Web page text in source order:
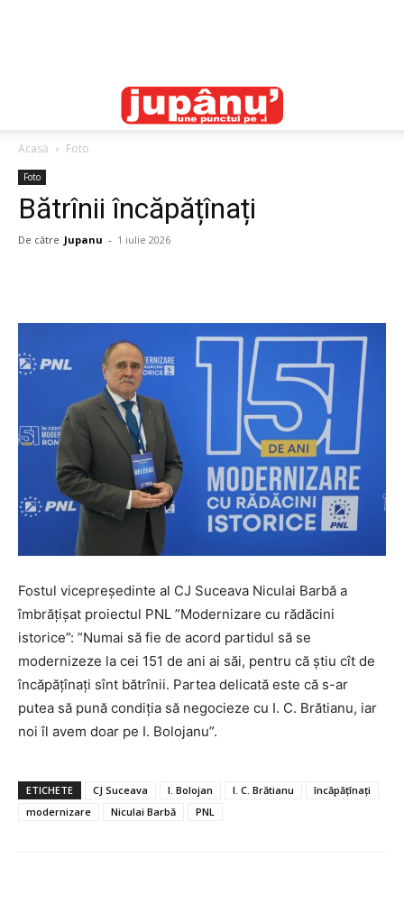
Acasă Foto
Foto
Bătrînii încăpățînați
De către Jupanu - 1 iulie 2026
Fostul vicepreședinte al CJ Suceava Niculai Barbă a
îmbrățișat proiectul PNL ”Modernizare cu rădăcini
istorice”: ”Numai să fie de acord partidul să se
modernizeze la cei 151 de ani ai săi, pentru că știu cît de
încăpățînați sînt bătrînii. Partea delicată este că s-ar
putea să pună condiția să negocieze cu I. C. Brătianu, iar
noi îl avem doar pe I. Bolojanu”.
ETICHETE CJ Suceava I. Bolojan I. C. Brătianu
încăpățînați
modernizare
Niculai Barbă PNL